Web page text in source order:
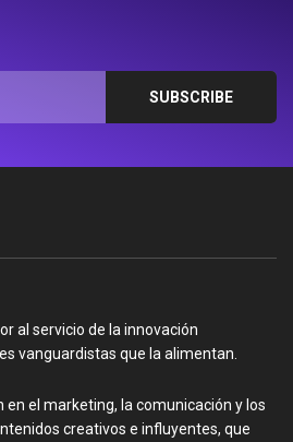
al servicio de la innovación
vanguardistas que la alimentan.
el marketing, la comunicación y los
creativos e influyentes, que